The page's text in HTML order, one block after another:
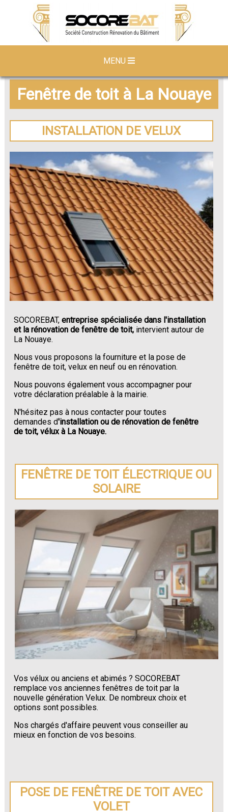
MENU
Fenêtre de toit à La Nouaye
INSTALLATION DE VELUX
SOCOREBAT,entreprise spécialisée dans l'installation
et la rénovation de fenêtre de toit, intervient autour de
La Nouaye.
Nous vous proposons la fourniture et la pose de
fenêtre de toit, velux en neuf ou en rénovation.
Nous pouvons également vous accompagner pour
votre déclaration préalable à la mairie.
N'hésitez pas à nous contacter pour toutes
demandes d'installation ou de rénovation de fenêtre
de toit, vélux à La Nouaye.
FENÊTRE DE TOIT ÉLECTRIQUE OU
SOLAIRE
Vos vélux ou anciens et abimés ? SOCOREBAT
remplace vos anciennes fenêtres de toit par la
nouvelle génération Velux. De nombreux choix et
options sont possibles.
Nos chargés d'affaire peuvent vous conseiller au
mieux en fonction de vos besoins.
POSE DE FENÊTRE DE TOIT AVEC
VOLET